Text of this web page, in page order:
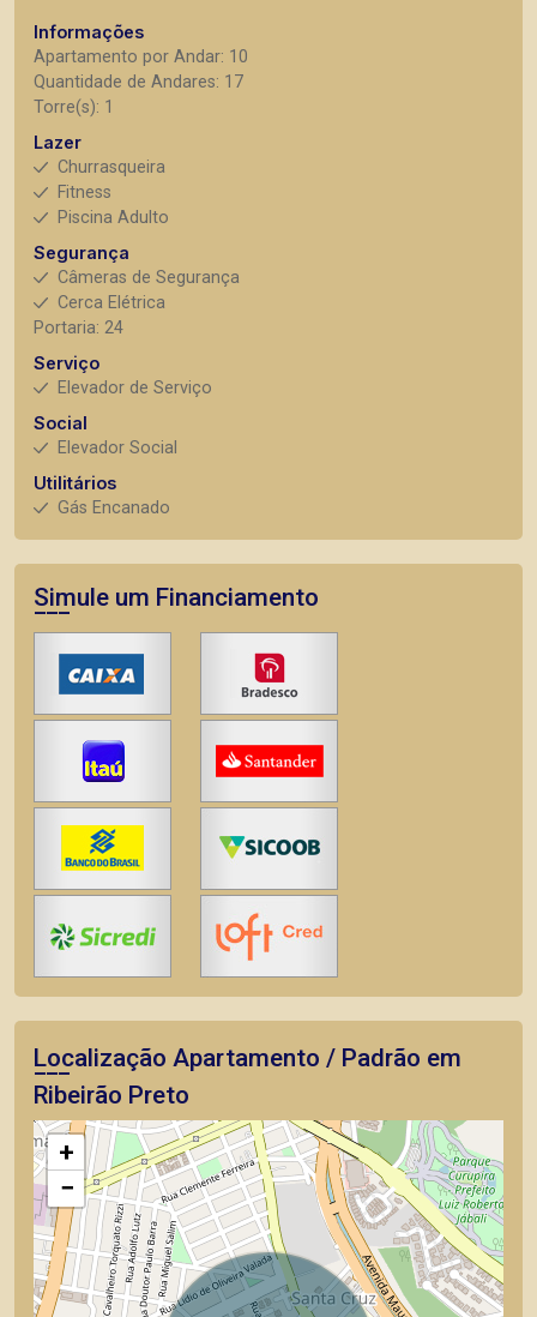
Informações
Apartamento por Andar: 10
Quantidade de Andares: 17
Torre(s): 1
Lazer
Churrasqueira
Fitness
Piscina Adulto
Segurança
Câmeras de Segurança
Cerca Elétrica
Portaria: 24
Serviço
Elevador de Serviço
Social
Elevador Social
Utilitários
Gás Encanado
Simule um Financiamento
Localização Apartamento / Padrão em
Ribeirão Preto
+
−